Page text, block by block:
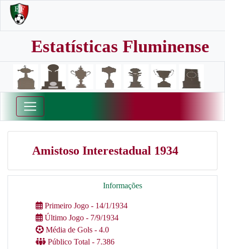
Estatísticas Fluminense
Amistoso Interestadual 1934
Informações
Primeiro Jogo - 14/1/1934
Último Jogo - 7/9/1934
Média de Gols - 4.0
Público Total - 7.386